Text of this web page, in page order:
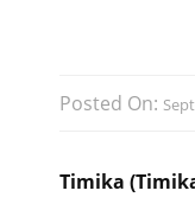
Posted On:
Timika